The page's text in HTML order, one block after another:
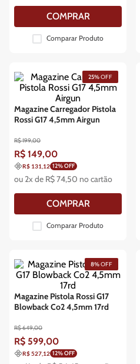
COMPRAR
Comparar Produto
Magazine Carregador Pistola
Rossi G17 4,5mm Airgun
R$199,00
R$ 149,00
25%OFF
R$ 131,12 12% OFF
ou 2x de R$74,50 no cartão
COMPRAR
Comparar Produto
Magazine Pistola Rossi G17
Blowback Co2 4,5mm 17rd
R$649,00
R$ 599,00
8%OFF
R$ 527,12 12% OFF